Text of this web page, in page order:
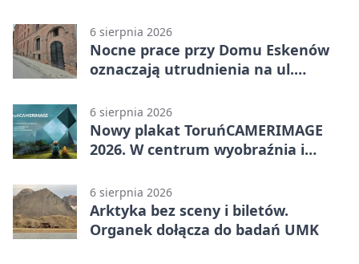
6 sierpnia 2026
Nocne prace przy Domu Eskenów
oznaczają utrudnienia na ul.
6 sierpnia 2026
Nowy plakat ToruńCAMERIMAGE
2026. W centrum wyobraźnia i
6 sierpnia 2026
Arktyka bez sceny i biletów.
Organek dołącza do badań UMK